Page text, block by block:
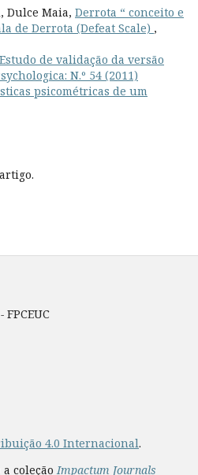
Dulce Maia, Derrota “ conceito e
de Derrota (Defeat Scale) ,
Estudo de validação da versão
N.º 54 (2011)
psicométricas de um
FPCEUC
4.0 Internacional.
coleçãoImpactum Journals